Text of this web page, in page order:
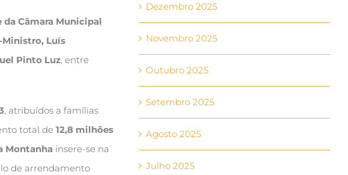
da Câmara Municipal
Luís
Pinto Luz, entre
, atribuídos a famílias
total de 12,8 milhões
Montanhainsere-se na
de arrendamento
Dezembro 2025
Novembro 2025
Outubro 2025
Setembro 2025
Agosto 2025
Julho 2025